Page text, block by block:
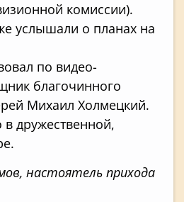
комиссии).
услышали о планах на
по видео-
благочинного
Михаил Холмецкий.
дружественной,
настоятель прихода